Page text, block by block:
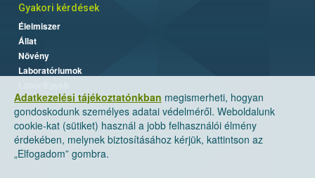
Adatkezelési tájékoztatónkban megismerheti, hogyan
gondoskodunk személyes adatai védelméről. Weboldalunk
cookie-kat (sütiket) használ a jobb felhasználói élmény
érdekében, melynek biztosításához kérjük, kattintson az
„Elfogadom” gombra.
Gyakori kérdések
Élelmiszer
Állat
Növény
Laboratóriumok